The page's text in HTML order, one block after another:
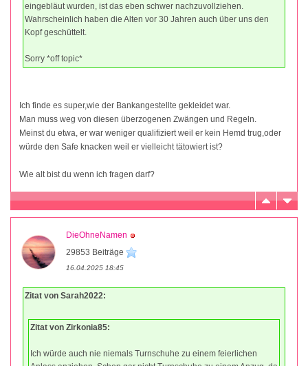
eingebläut wurden, ist das eben schwer nachzuvollziehen.
Wahrscheinlich haben die Alten vor 30 Jahren auch über uns den
Kopf geschüttelt.
Sorry *off topic*
Ich finde es super,wie der Bankangestellte gekleidet war.
Man muss weg von diesen überzogenen Zwängen und Regeln.
Meinst du etwa, er war weniger qualifiziert weil er kein Hemd trug,oder
würde den Safe knacken weil er vielleicht tätowiert ist?
Wie alt bist du wenn ich fragen darf?
DieOhneNamen
29853 Beiträge
16.04.2025 18:45
Zitat von Sarah2022:
Zitat von Zirkonia85:
Ich würde auch nie niemals Turnschuhe zu einem feierlichen